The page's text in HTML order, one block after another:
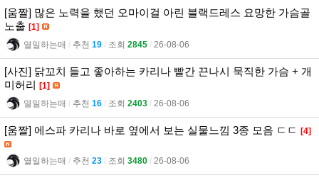
[움짤] 많은 노력을 했던 오마이걸 아린 블랙드레스 요망한 가슴골
노출 [1]
열일하는매 l 추천 19 l 조회 2845 l 26-08-06
[사진] 닭꼬치 들고 좋아하는 카리나 빨간 끈나시 묵직한 가슴 + 개
미허리 [1]
열일하는매 l 추천 16 l 조회 2403 l 26-08-06
[움짤] 에스파 카리나 바로 옆에서 보는 실물느낌 3종 모음 ㄷㄷ [4]
열일하는매 l 추천 23 l 조회 3480 l 26-08-06